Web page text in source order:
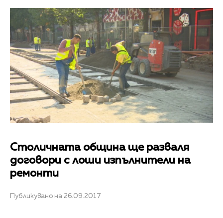
Столичната община ще разваля
договори с лоши изпълнители на
ремонти
Публикувано на 26.09.2017